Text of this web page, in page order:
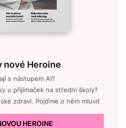
nové Heroine
s nástupem AI?
u přijímaček na střední školy?
zdraví. Pojďme o něm mluvit
HEROINE